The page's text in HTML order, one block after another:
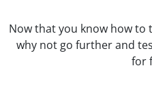
Now that you know how to
why not go further and
for